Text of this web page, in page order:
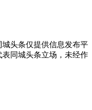
头条仅提供信息发布平
同城头条立场，未经作